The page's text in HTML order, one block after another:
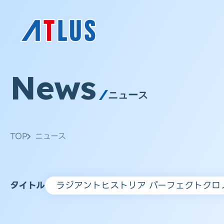
News ニュース
TOP ニュース
タイトル